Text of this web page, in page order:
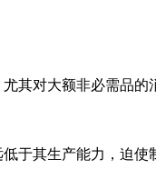
其对大额非必需品的
于其生产能力，迫使